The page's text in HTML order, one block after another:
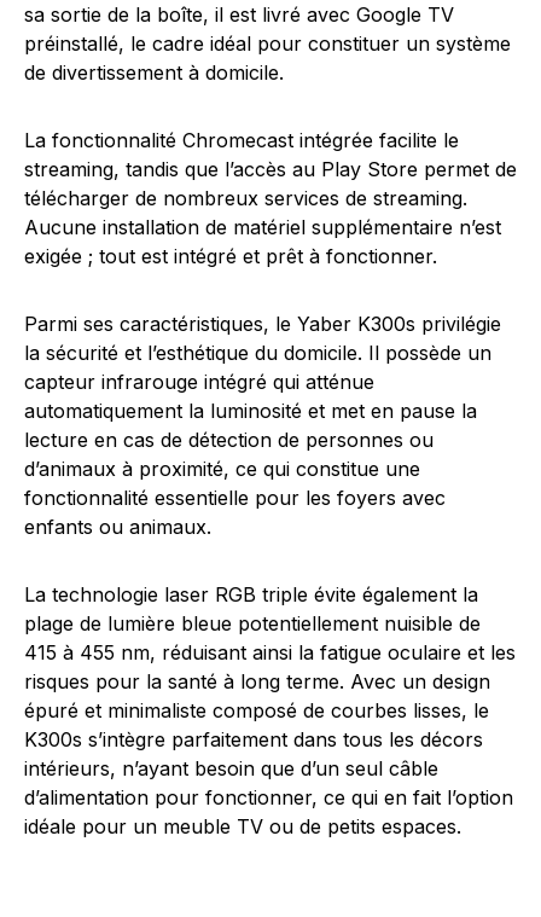
sa sortie de la boîte, il est livré avec Google TV
préinstallé, le cadre idéal pour constituer un système
de divertissement à domicile.
La fonctionnalité Chromecast intégrée facilite le
streaming, tandis que l’accès au Play Store permet de
télécharger de nombreux services de streaming.
Aucune installation de matériel supplémentaire n’est
exigée ; tout est intégré et prêt à fonctionner.
Parmi ses caractéristiques, le Yaber K300s privilégie
la sécurité et l’esthétique du domicile. Il possède un
capteur infrarouge intégré qui atténue
automatiquement la luminosité et met en pause la
lecture en cas de détection de personnes ou
d’animaux à proximité, ce qui constitue une
fonctionnalité essentielle pour les foyers avec
enfants ou animaux.
La technologie laser RGB triple évite également la
plage de lumière bleue potentiellement nuisible de
415 à 455 nm, réduisant ainsi la fatigue oculaire et les
risques pour la santé à long terme. Avec un design
épuré et minimaliste composé de courbes lisses, le
K300s s’intègre parfaitement dans tous les décors
intérieurs, n’ayant besoin que d’un seul câble
d’alimentation pour fonctionner, ce qui en fait l’option
idéale pour un meuble TV ou de petits espaces.